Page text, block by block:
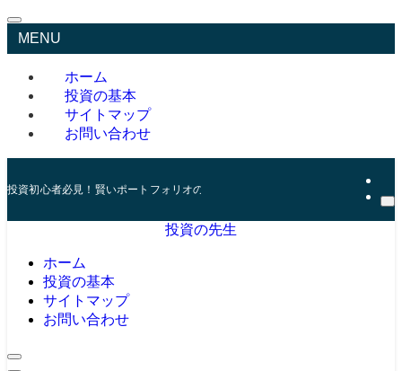
MENU
ホーム
投資の基本
サイトマップ
お問い合わせ
投資初心者必見！賢いポートフォリオの組み方とリスク管理の秘訣
投資の先生
ホーム
投資の基本
サイトマップ
お問い合わせ